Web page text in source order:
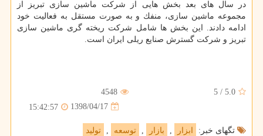
در سال های بعد بخش هایی از شركت ماشین سازی تبریز از
مجموعه ماشین سازی، منفك و به صورت مستقل به فعالیت خود
ادامه دادند. این بخش ها شامل شركت ریخته گری ماشین سازی
تبریز و شركت گسترش صنایع ریلی ایران است.
5.0
/
5
4548
1398/04/17
15:42:57
تگهای خبر: ابزار , بازار , توسعه , تولید